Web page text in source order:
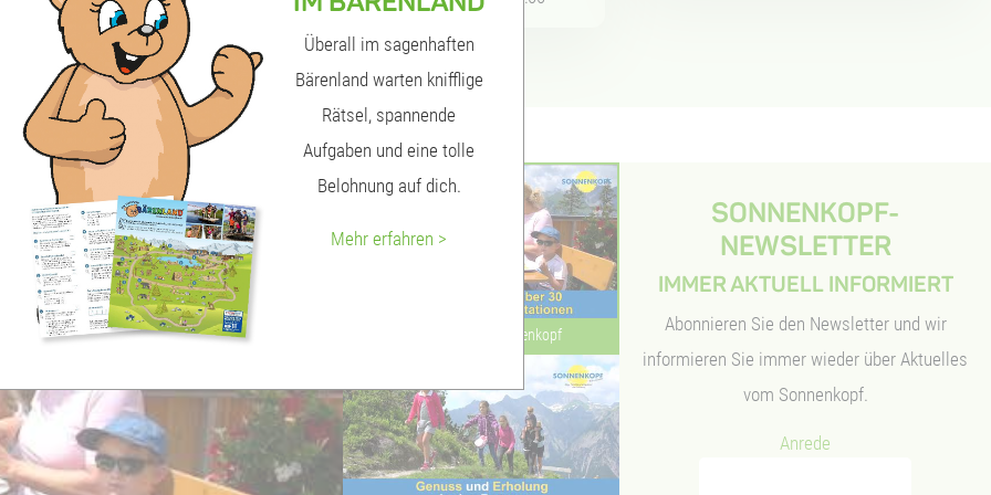
Alle Veranstaltungen am Sonnenkopf >
Bärenland am Sonnenkopf
SONNENKOPF-
NEWSLETTER
IMMER AKTUELL INFORMIERT
Abonnieren Sie den Newsletter und wir
informieren Sie immer wieder über Aktuelles
vom Sonnenkopf.
Anrede
Überall im sagenhaften
Bärenland warten knifflige
Rätsel, spannende
Aufgaben und eine tolle
Belohnung auf dich.
Mehr erfahren >